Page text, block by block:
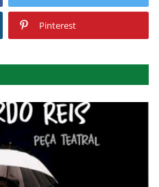
Pinterest